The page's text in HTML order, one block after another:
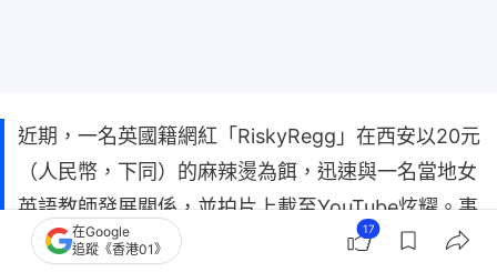
近期，一名英國籍網紅「RiskyRegg」在西安以20元
（人民幣，下同）的麻辣燙為餌，迅速與一名當地女
英語教師發展關係，並拍片上載至YouTube炫耀。事
件在中外網絡引起熱議，涉事女子事後更大罵批評她
在Google
追蹤《香港01》
17